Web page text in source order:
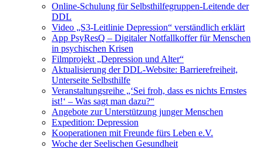
Online-Schulung für Selbsthilfegruppen-Leitende der
DDL
Video „S3-Leitlinie Depression“ verständlich erklärt
App PsyResQ – Digitaler Notfallkoffer für Menschen
in psychischen Krisen
Filmprojekt „Depression und Alter“
Aktualisierung der DDL-Website: Barrierefreiheit,
Unterseite Selbsthilfe
Veranstaltungsreihe „‘Sei froh, dass es nichts Ernstes
ist!‘ – Was sagt man dazu?“
Angebote zur Unterstützung junger Menschen
Expedition: Depression
Kooperationen mit Freunde fürs Leben e.V.
Woche der Seelischen Gesundheit